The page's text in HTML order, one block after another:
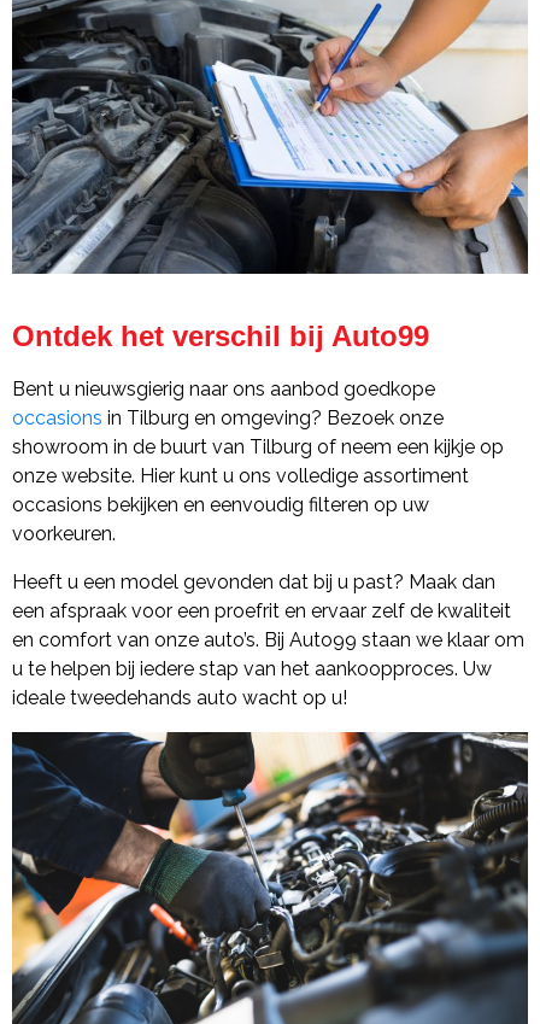
Ontdek het verschil bij Auto99
Bent u nieuwsgierig naar ons aanbod goedkope
occasions in Tilburg en omgeving? Bezoek onze
showroom in de buurt van Tilburg of neem een kijkje op
onze website. Hier kunt u ons volledige assortiment
occasions bekijken en eenvoudig filteren op uw
voorkeuren.
Heeft u een model gevonden dat bij u past? Maak dan
een afspraak voor een proefrit en ervaar zelf de kwaliteit
en comfort van onze auto’s. Bij Auto99 staan we klaar om
u te helpen bij iedere stap van het aankoopproces. Uw
ideale tweedehands auto wacht op u!